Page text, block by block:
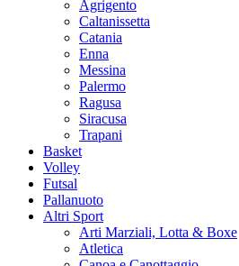
Agrigento
Caltanissetta
Catania
Enna
Messina
Palermo
Ragusa
Siracusa
Trapani
Basket
Volley
Futsal
Pallanuoto
Altri Sport
Arti Marziali, Lotta & Boxe
Atletica